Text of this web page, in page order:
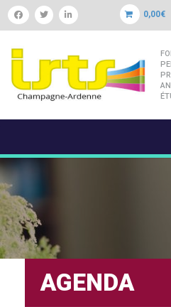
0,00€
AGENDA